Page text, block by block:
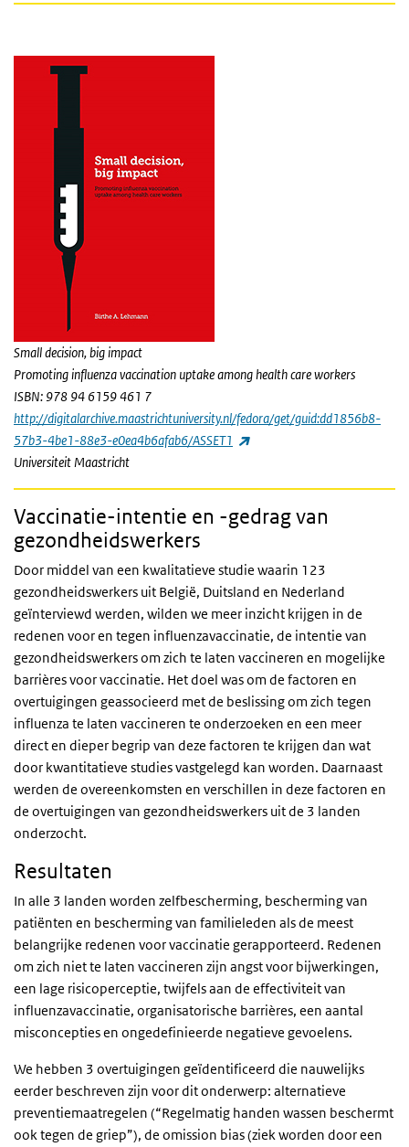
Small decision, big impact
Promoting influenza vaccination uptake among health care workers
ISBN: 978 94 6159 461 7
http://digitalarchive.maastrichtuniversity.nl/fedora/get/guid:dd1856b8-
57b3-4be1-88e3-e0ea4b6afab6/ASSET1
(externe link)
Universiteit Maastricht
Vaccinatie-intentie en -gedrag van
gezondheidswerkers
Door middel van een kwalitatieve studie waarin 123
gezondheidswerkers uit België, Duitsland en Nederland
geïnterviewd werden, wilden we meer inzicht krijgen in de
redenen voor en tegen influenzavaccinatie, de intentie van
gezondheidswerkers om zich te laten vaccineren en mogelijke
barrières voor vaccinatie. Het doel was om de factoren en
overtuigingen geassocieerd met de beslissing om zich tegen
influenza te laten vaccineren te onderzoeken en een meer
direct en dieper begrip van deze factoren te krijgen dan wat
door kwantitatieve studies vastgelegd kan worden. Daarnaast
werden de overeenkomsten en verschillen in deze factoren en
de overtuigingen van gezondheidswerkers uit de 3 landen
onderzocht.
Resultaten
In alle 3 landen worden zelfbescherming, bescherming van
patiënten en bescherming van familieleden als de meest
belangrijke redenen voor vaccinatie gerapporteerd. Redenen
om zich niet te laten vaccineren zijn angst voor bijwerkingen,
een lage risicoperceptie, twijfels aan de effectiviteit van
influenzavaccinatie, organisatorische barrières, een aantal
misconcepties en ongedefinieerde negatieve gevoelens.
We hebben 3 overtuigingen geïdentificeerd die nauwelijks
eerder beschreven zijn voor dit onderwerp: alternatieve
preventiemaatregelen (“Regelmatig handen wassen beschermt
ook tegen de griep”), de omission bias (ziek worden door een